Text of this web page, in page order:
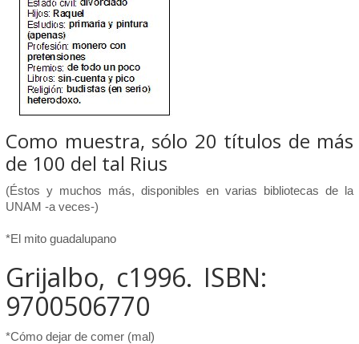
Como muestra, sólo 20 títulos de más
de 100 del tal Rius
(Éstos y muchos más, disponibles en varias bibliotecas de la
UNAM -a veces-)
*El mito guadalupano
Grijalbo, c1996. ISBN:
9700506770
*Cómo dejar de comer (mal)